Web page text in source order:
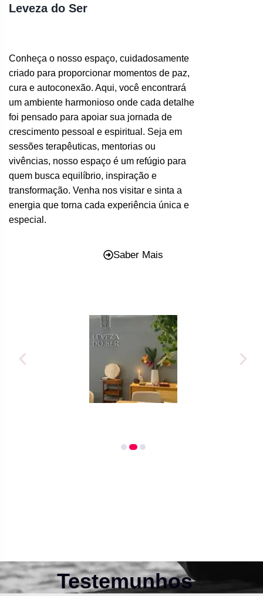
Leveza do Ser
Conheça o nosso espaço, cuidadosamente
criado para proporcionar momentos de paz,
cura e autoconexão. Aqui, você encontrará
um ambiente harmonioso onde cada detalhe
foi pensado para apoiar sua jornada de
crescimento pessoal e espiritual. Seja em
sessões terapêuticas, mentorias ou
vivências, nosso espaço é um refúgio para
quem busca equilíbrio, inspiração e
transformação. Venha nos visitar e sinta a
energia que torna cada experiência única e
especial.
Saber Mais
Testemunhos